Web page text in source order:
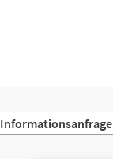
Informationsanfrage